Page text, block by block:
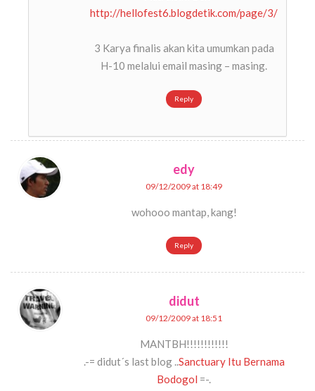
http://hellofest6.blogdetik.com/page/3/
3 Karya finalis akan kita umumkan pada
H-10 melalui email masing – masing.
Reply
edy
09/12/2009 at 18:49
wohooo mantap, kang!
Reply
didut
09/12/2009 at 18:51
MANTBH!!!!!!!!!!!!
.-= didut´s last blog .. Sanctuary Itu Bernama
Bodogol =-.